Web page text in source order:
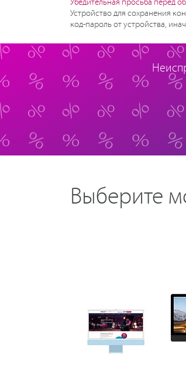
Убедительная просьба перед
Устройство для сохранения
код-пароль от устройства,
Выберите